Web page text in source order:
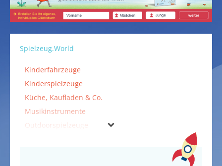
Spielzeug.World
Kinderfahrzeuge
Kinderspielzeuge
Küche, Kaufladen & Co.
Musikinstrumente
Outdoorspielzeuge